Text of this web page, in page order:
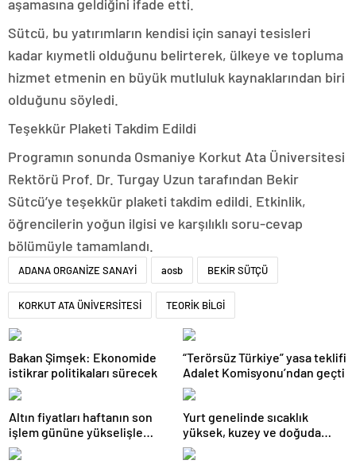
aşamasına geldiğini ifade etti.
Sütcü, bu yatırımların kendisi için sanayi tesisleri
kadar kıymetli olduğunu belirterek, ülkeye ve topluma
hizmet etmenin en büyük mutluluk kaynaklarından biri
olduğunu söyledi.
Teşekkür Plaketi Takdim Edildi
Programın sonunda Osmaniye Korkut Ata Üniversitesi
Rektörü Prof. Dr. Turgay Uzun tarafından Bekir
Sütcü’ye teşekkür plaketi takdim edildi. Etkinlik,
öğrencilerin yoğun ilgisi ve karşılıklı soru-cevap
bölümüyle tamamlandı.
ADANA ORGANİZE SANAYİ aosb BEKİR SÜTÇÜ
KORKUT ATA ÜNİVERSİTESİ TEORİK BİLGİ
Bakan Şimşek: Ekonomide
istikrar politikaları sürecek
“Terörsüz Türkiye” yasa teklifi
Adalet Komisyonu’ndan geçti
Altın fiyatları haftanın son
işlem gününe yükselişle
başladı
Yurt genelinde sıcaklık
yüksek, kuzey ve doğuda
yağış görülecek